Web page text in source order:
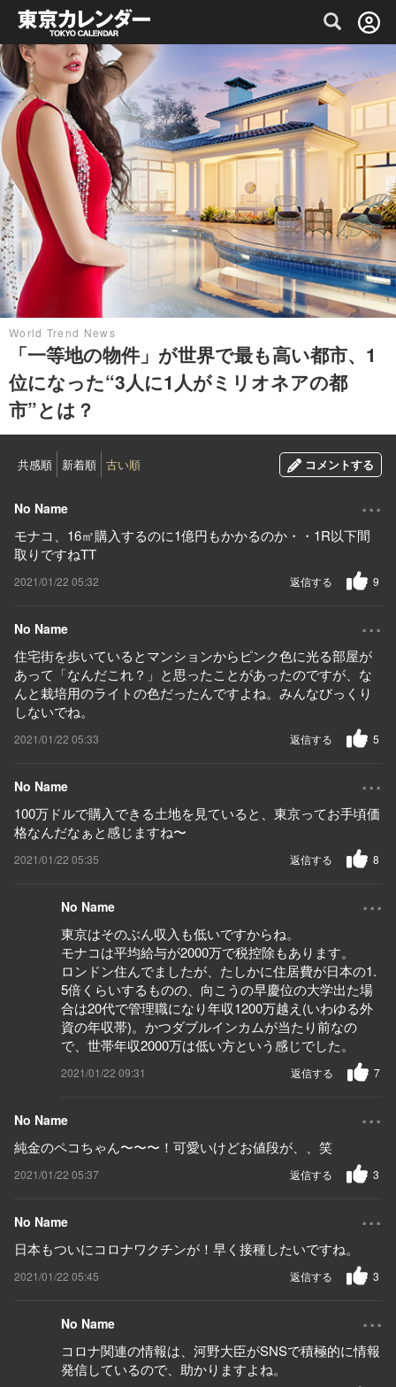
グルメ情報・プレミアムレストラン予約
World Trend News
「一等地の物件」が世界で最も高い都市、1
位になった“3人に1人がミリオネアの都
市”とは？
共感順 新着順 古い順 コメントする
No Name ...
モナコ、16㎡購入するのに1億円もかかるのか・・1R以下間
取りですねTT
2021/01/22 05:32 9
返信する
No Name ...
住宅街を歩いているとマンションからピンク色に光る部屋が
あって「なんだこれ？」と思ったことがあったのですが、な
んと栽培用のライトの色だったんですよね。みんなびっくり
しないでね。
2021/01/22 05:33 5
返信する
No Name ...
100万ドルで購入できる土地を見ていると、東京ってお手頃価
格なんだなぁと感じますね〜
2021/01/22 05:35 8
返信する
No Name ...
東京はそのぶん収入も低いですからね。
モナコは平均給与が2000万で税控除もあります。
ロンドン住んでましたが、たしかに住居費が日本の1.
5倍くらいするものの、向こうの早慶位の大学出た場
合は20代で管理職になり年収1200万越え(いわゆる外
資の年収帯)。かつダブルインカムが当たり前なの
で、世帯年収2000万は低い方という感じでした。
2021/01/22 09:31 7
返信する
No Name ...
純金のペコちゃん〜〜〜！可愛いけどお値段が、、笑
2021/01/22 05:37 3
返信する
No Name ...
日本もついにコロナワクチンが！早く接種したいですね。
2021/01/22 05:45 3
返信する
No Name ...
コロナ関連の情報は、河野大臣がSNSで積極的に情報
発信しているので、助かりますよね。